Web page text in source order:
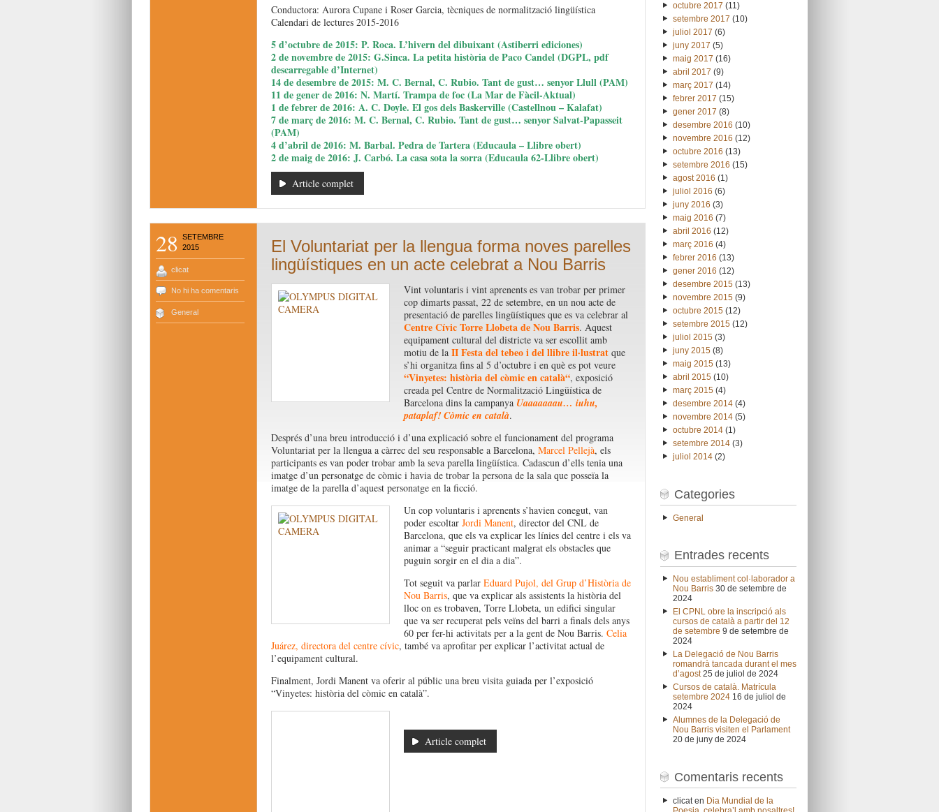
Conductora: Aurora Cupane i Roser Garcia, tècniques de normalització lingüística
Calendari de lectures 2015-2016
5 d’octubre de 2015: P. Roca. L’hivern del dibuixant (Astiberri ediciones)
2 de novembre de 2015: G.Sinca. La petita història de Paco Candel (DGPL, pdf
descarregable d’Internet)
14 de desembre de 2015: M. C. Bernal, C. Rubio. Tant de gust… senyor Llull (PAM)
11 de gener de 2016: N. Martí. Trampa de foc (La Mar de Fàcil-Aktual)
1 de febrer de 2016: A. C. Doyle. El gos dels Baskerville (Castellnou – Kalafat)
7 de març de 2016: M. C. Bernal, C. Rubio. Tant de gust… senyor Salvat-Papasseit
(PAM)
4 d’abril de 2016: M. Barbal. Pedra de Tartera (Educaula – Llibre obert)
2 de maig de 2016: J. Carbó. La casa sota la sorra (Educaula 62-Llibre obert)
Article complet
28
SETEMBRE
2015
clicat
No hi ha comentaris
General
El Voluntariat per la llengua forma noves parelles
lingüístiques en un acte celebrat a Nou Barris
Vint voluntaris i vint aprenents es van trobar per primer
cop dimarts passat, 22 de setembre, en un nou acte de
presentació de parelles lingüístiques que es va celebrar al
Centre Cívic Torre Llobeta de Nou Barris. Aquest
equipament cultural del districte va ser escollit amb
motiu de la II Festa del tebeo i del llibre il·lustratque
s’hi organitza fins al 5 d’octubre i en què es pot veure
“Vinyetes: història del còmic en català“, exposició
creada pel Centre de Normalització Lingüística de
Barcelona dins la campanya Uaaaaaaau… iuhu,
pataplaf! Còmic en català.
Després d’una breu introducció i d’una explicació sobre el funcionament del programa
Voluntariat per la llengua a càrrec del seu responsable a Barcelona, Marcel Pellejà, els
participants es van poder trobar amb la seva parella lingüística. Cadascun d’ells tenia una
imatge d’un personatge de còmic i havia de trobar la persona de la sala que posseïa la
imatge de la parella d’aquest personatge en la ficció.
Un cop voluntaris i aprenents s’havien conegut, van
poder escoltar Jordi Manent, director del CNL de
Barcelona, que els va explicar les línies del centre i els va
animar a “seguir practicant malgrat els obstacles que
puguin sorgir en el dia a dia”.
Tot seguit va parlar Eduard Pujol, del Grup d’Història de
Nou Barris, que va explicar als assistents la història del
lloc on es trobaven, Torre Llobeta, un edifici singular
que va ser recuperat pels veïns del barri a finals dels anys
60 per fer-hi activitats per a la gent de Nou Barris. Celia
Juárez, directora del centre cívic, també va aprofitar per explicar l’activitat actual de
l’equipament cultural.
Finalment, Jordi Manent va oferir al públic una breu visita guiada per l’exposició
“Vinyetes: història del còmic en català”.
Article complet
octubre 2017 (11)
setembre 2017 (10)
juliol 2017 (6)
juny 2017 (5)
maig 2017 (16)
abril 2017 (9)
març 2017 (14)
febrer 2017 (15)
gener 2017 (8)
desembre 2016 (10)
novembre 2016 (12)
octubre 2016 (13)
setembre 2016 (15)
agost 2016 (1)
juliol 2016 (6)
juny 2016 (3)
maig 2016 (7)
abril 2016 (12)
març 2016 (4)
febrer 2016 (13)
gener 2016 (12)
desembre 2015(13)
novembre 2015(9)
octubre 2015(12)
setembre 2015(12)
juliol 2015(3)
juny 2015(8)
maig 2015(13)
abril 2015(10)
març 2015(4)
desembre 2014(4)
novembre 2014(5)
octubre 2014(1)
setembre 2014(3)
juliol 2014(2)
Categories
General
Entrades recents
Nou establiment col·laborador a
Nou Barris 30 de setembre de
2024
El CPNL obre la inscripció als
cursos de català a partir del 12
de setembre 9 de setembre de
2024
La Delegació de Nou Barris
romandrà tancada durant el mes
d’agost 25 de juliol de 2024
Cursos de català. Matrícula
setembre 2024 16 de juliol de
2024
Alumnes de la Delegació de
Nou Barris visiten el Parlament
20 de juny de 2024
Comentaris recents
clicaten Dia Mundial de la